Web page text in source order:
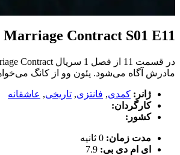
Contract S01 E11
مادرش آگاه می‌شود. یئون وو از کانگ
ژانر: کمدی, فانتزی, تاریخی, عاشقانه
کارگردان:
کشور:
مدت زمان: 0 ثانیه
ای ام دی بی: 7.9